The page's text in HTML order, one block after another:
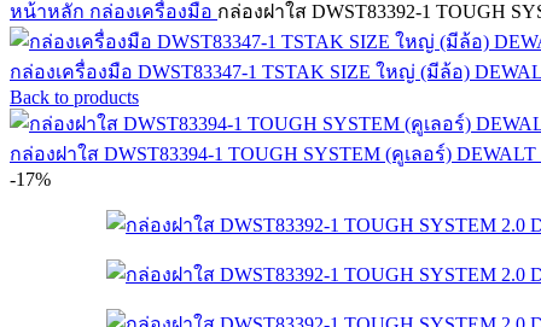
หน้าหลัก กล่องเครื่องมือ กล่องฝาใส DWST83392-1 TOUGH
กล่องเครื่องมือ DWST83347-1 TSTAK SIZE ใหญ่ (มีล้อ)
Back to products
กล่องฝาใส DWST83394-1 TOUGH SYSTEM (คูเลอร์) DEWALT
-17%